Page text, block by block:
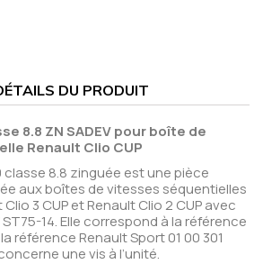
DU PRODUIT
8.8 ZN SADEV pour boîte de
Renault Clio CUP
classe 8.8 zinguée est une pièce
aux boîtes de vitesses séquentielles
3 CUP et Renault Clio 2 CUP avec
14. Elle correspond à la référence
référence Renault Sport 01 00 301
une vis à l’unité.